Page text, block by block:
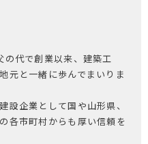
代で創業以来、建築工
元と一緒に歩んでまいりま
設企業として国や山形県、
各市町村からも厚い信頼を